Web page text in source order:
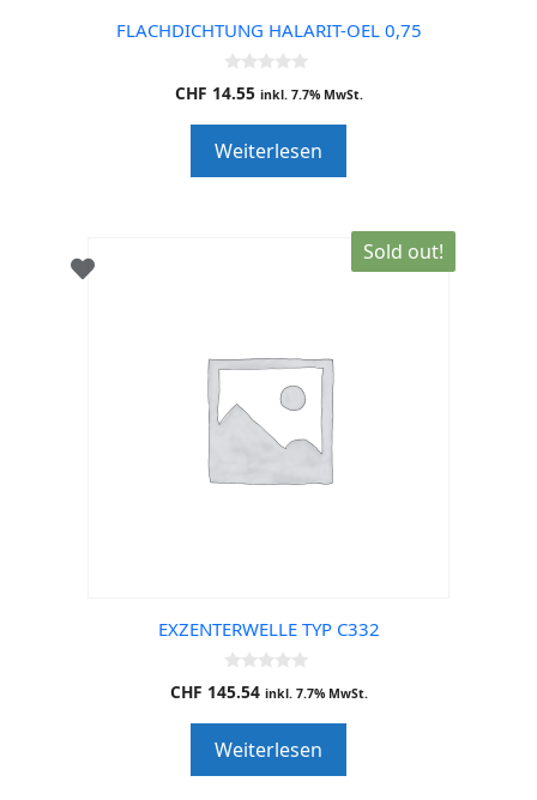
FLACHDICHTUNG HALARIT-OEL 0,75
0
o
o
f
5
CHF 14.55 inkl. 7.7% MwSt.
Weiterlesen
Sold out!
EXZENTERWELLE TYP C332
0
o
o
f
5
CHF 145.54 inkl. 7.7% MwSt.
Weiterlesen